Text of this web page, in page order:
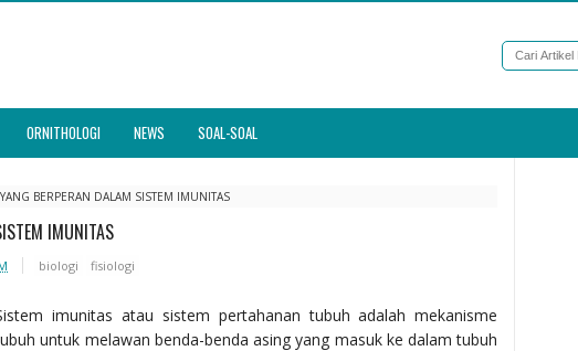
ORNITHOLOGI NEWS SOAL-SOAL
YANG BERPERAN DALAM SISTEM IMUNITAS
IMUNITAS
biologi fisiologi
imunitas atau sistem pertahanan tubuh adalah mekanisme
untuk melawan benda-benda asing yang masuk ke dalam tubuh